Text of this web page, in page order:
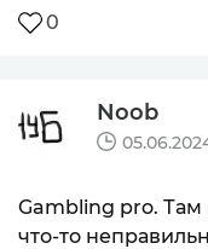
0
Noob
Gambling pro. Там
что-то